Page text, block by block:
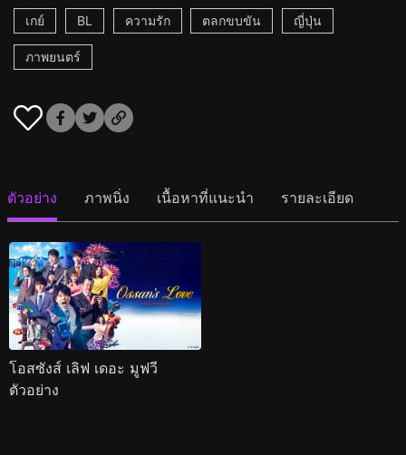
เกย์
BL ความรัก ตลกขบขัน ญี่ปุ่น
ภาพยนตร์
ตัวอย่าง ภาพนิ่ง เนื้อหาที่แนะนำ รายละเอียด
โอสซังส์ เลิฟ เดอะ มูฟวี
ตัวอย่าง